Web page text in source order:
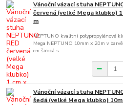
Vánoční vázací stuha
červená (velké Mega klubko) 1
m
NEPTUNO kvalitní polypropylénové
Mega NEPTUNO 10mm x 20m v
cm široká s...
Vánoční vázací stuha
šedá (velké Mega klubko)